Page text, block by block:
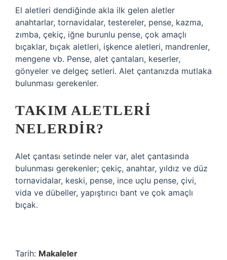
El aletleri dendiğinde akla ilk gelen aletler
anahtarlar, tornavidalar, testereler, pense, kazma,
zımba, çekiç, iğne burunlu pense, çok amaçlı
bıçaklar, bıçak aletleri, işkence aletleri, mandrenler,
mengene vb. Pense, alet çantaları, keserler,
gönyeler ve delgeç setleri. Alet çantanızda mutlaka
bulunması gerekenler.
TAKIM ALETLERI
NELERDIR?
Alet çantası setinde neler var, alet çantasında
bulunması gerekenler; çekiç, anahtar, yıldız ve düz
tornavidalar, keski, pense, ince uçlu pense, çivi,
vida ve dübeller, yapıştırıcı bant ve çok amaçlı
bıçak.
Tarih: Makaleler